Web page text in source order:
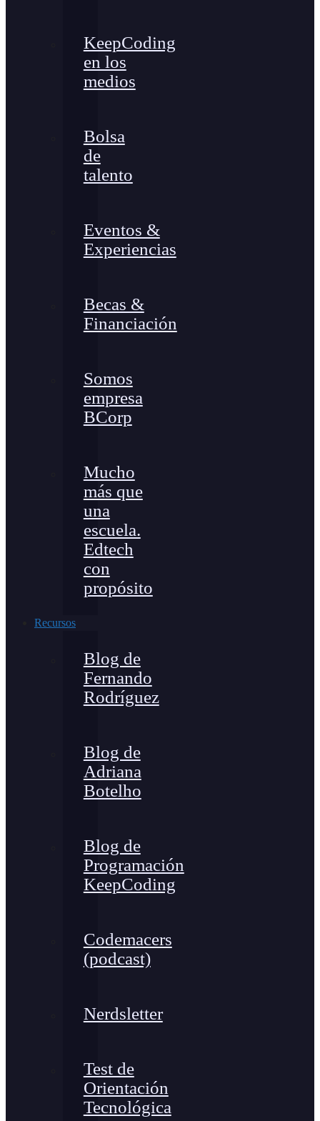
KeepCoding
en los
medios
Bolsa
de
talento
Eventos &
Experiencias
Becas &
Financiación
Somos
empresa
BCorp
Mucho
más que
una
escuela.
Edtech
con
propósito
Recursos
Blog de
Fernando
Rodríguez
Blog de
Adriana
Botelho
Blog de
Programación
KeepCoding
Codemacers
(podcast)
Nerdsletter
Test de
Orientación
Tecnológica